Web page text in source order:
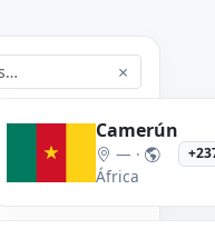
×
Camerún
— ·
África